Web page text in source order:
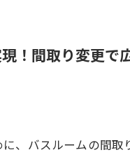
！間取り変更で
、バスルームの間